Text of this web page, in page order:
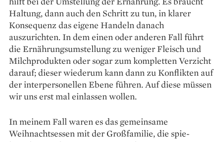
Haltung, dann auch den Schritt zu tun, in klarer
Konsequenz das eigene Handeln danach
auszurichten. In dem einen oder anderen Fall führt
die Ernährungs­umstellung zu weniger Fleisch und
Milch­produkten oder sogar zum kompletten Verzicht
darauf; dieser wiederum kann dann zu Konflikten auf
der interpersonellen Ebene führen. Auf diese müssen
wir uns erst mal einlassen wollen.
In meinem Fall waren es das gemeinsame
Weihnachtsessen mit der Großfamilie, die spie­